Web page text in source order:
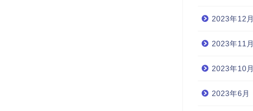
2023年12月
2023年11月
2023年10月
2023年6月